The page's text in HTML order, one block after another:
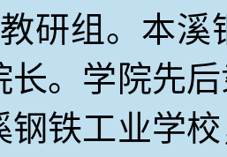
研组。本
。 学院先
钢铁工业学